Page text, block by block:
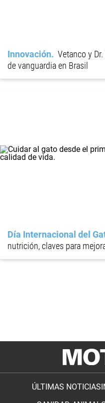
Innovación
Vetanco y
de vanguardia en Brasil
Día Internacional del
nutrición, claves para
ÚLTIMAS NOTICIAS